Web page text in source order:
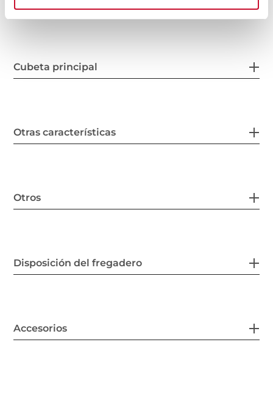
Cubeta principal
Otras características
Otros
Disposición del fregadero
Accesorios